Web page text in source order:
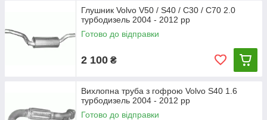
Глушник Volvo V50 / S40 / C30 / C70 2.0
турбодизель 2004 - 2012 рр
Готово до відправки
2 100 ₴
Вихлопна труба з гофрою Volvo S40 1.6
турбодизель 2004 - 2012 рр
Готово до відправки